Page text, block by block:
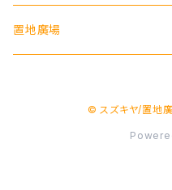
ジャム
置地廣場
© スズキヤ/置地